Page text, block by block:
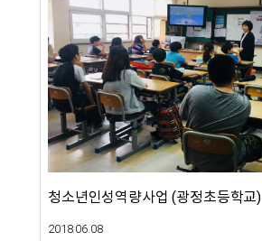
청소년인성역량사업 (광정초등학교)
2018.06.08